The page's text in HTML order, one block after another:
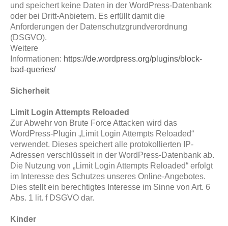
und speichert keine Daten in der WordPress-Datenbank
oder bei Dritt-Anbietern. Es erfüllt damit die
Anforderungen der Datenschutzgrundverordnung
(DSGVO).
Weitere
Informationen: https://de.wordpress.org/plugins/block-
bad-queries/
Sicherheit
Limit Login Attempts Reloaded
Zur Abwehr von Brute Force Attacken wird das
WordPress-Plugin „Limit Login Attempts Reloaded“
verwendet. Dieses speichert alle protokollierten IP-
Adressen verschlüsselt in der WordPress-Datenbank ab.
Die Nutzung von „Limit Login Attempts Reloaded“ erfolgt
im Interesse des Schutzes unseres Online-Angebotes.
Dies stellt ein berechtigtes Interesse im Sinne von Art. 6
Abs. 1 lit. f DSGVO dar.
Kinder